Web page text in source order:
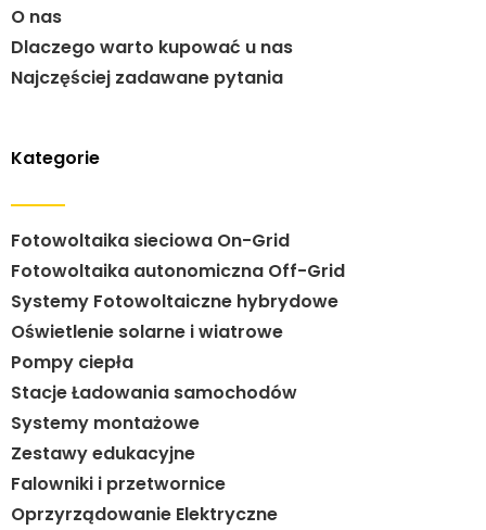
O nas
Dlaczego warto kupować u nas
Najczęściej zadawane pytania
Kategorie
Fotowoltaika sieciowa On-Grid
Fotowoltaika autonomiczna Off-Grid
Systemy Fotowoltaiczne hybrydowe
Oświetlenie solarne i wiatrowe
Pompy ciepła
Stacje Ładowania samochodów
Systemy montażowe
Zestawy edukacyjne
Falowniki i przetwornice
Oprzyrządowanie Elektryczne